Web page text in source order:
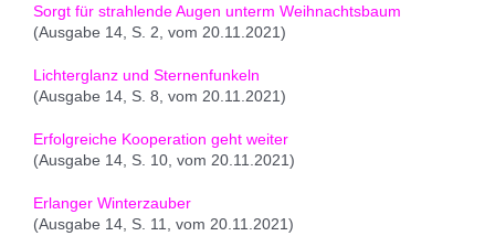
Sorgt für strahlende Augen unterm Weihnachtsbaum
(Ausgabe 14, S. 2, vom 20.11.2021)
Lichterglanz und Sternenfunkeln
(Ausgabe 14, S. 8, vom 20.11.2021)
Erfolgreiche Kooperation geht weiter
(Ausgabe 14, S. 10, vom 20.11.2021)
Erlanger Winterzauber
(Ausgabe 14, S. 11, vom 20.11.2021)